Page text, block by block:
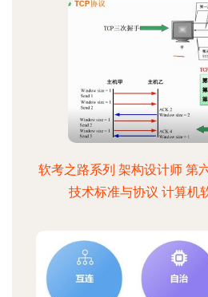
软考之路系列 架构设计师 第
技术标准与协议 计算机